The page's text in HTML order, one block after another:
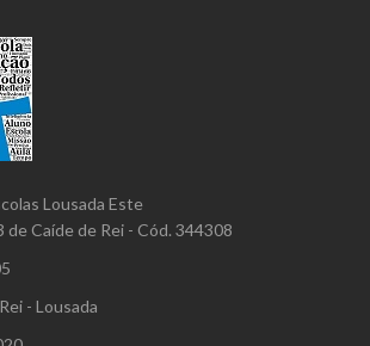
Lousada Este
de Caíde de Rei - Cód. 344308
- Lousada